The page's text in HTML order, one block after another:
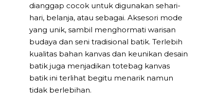
dianggap cocok untuk digunakan sehari-
hari, belanja, atau sebagai. Aksesori mode
yang unik, sambil menghormati warisan
budaya dan seni tradisional batik. Terlebih
kualitas bahan kanvas dan keunikan desain
batik juga menjadikan totebag kanvas
batik ini terlihat begitu menarik namun
tidak berlebihan.